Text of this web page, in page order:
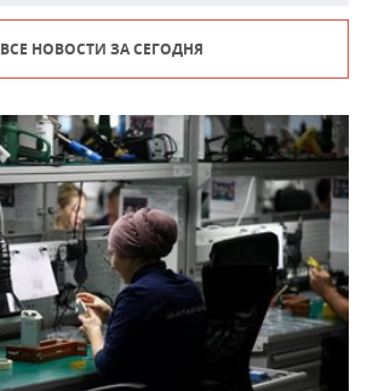
ВСЕ НОВОСТИ ЗА СЕГОДНЯ